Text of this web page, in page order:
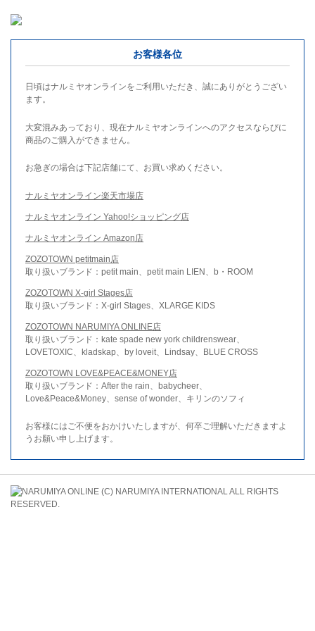
お客様各位
日頃はナルミヤオンラインをご利用いただき、誠にありがとうござい
ます。
大変混みあっており、現在ナルミヤオンラインへのアクセスならびに
商品のご購入ができません。
お急ぎの場合は下記店舗にて、お買い求めください。
ナルミヤオンライン楽天市場店
ナルミヤオンライン Yahoo!ショッピング店
ナルミヤオンライン Amazon店
ZOZOTOWN petitmain店
取り扱いブランド：petit main、petit main LIEN、b・ROOM
ZOZOTOWN X-girl Stages店
取り扱いブランド：X-girl Stages、XLARGE KIDS
ZOZOTOWN NARUMIYA ONLINE店
取り扱いブランド：kate spade new york childrenswear、
LOVETOXIC、kladskap、by loveit、Lindsay、BLUE CROSS
ZOZOTOWN LOVE&PEACE&MONEY店
取り扱いブランド：After the rain、babycheer、
Love&Peace&Money、sense of wonder、キリンのソフィ
お客様にはご不便をおかけいたしますが、何卒ご理解いただきますよ
うお願い申し上げます。